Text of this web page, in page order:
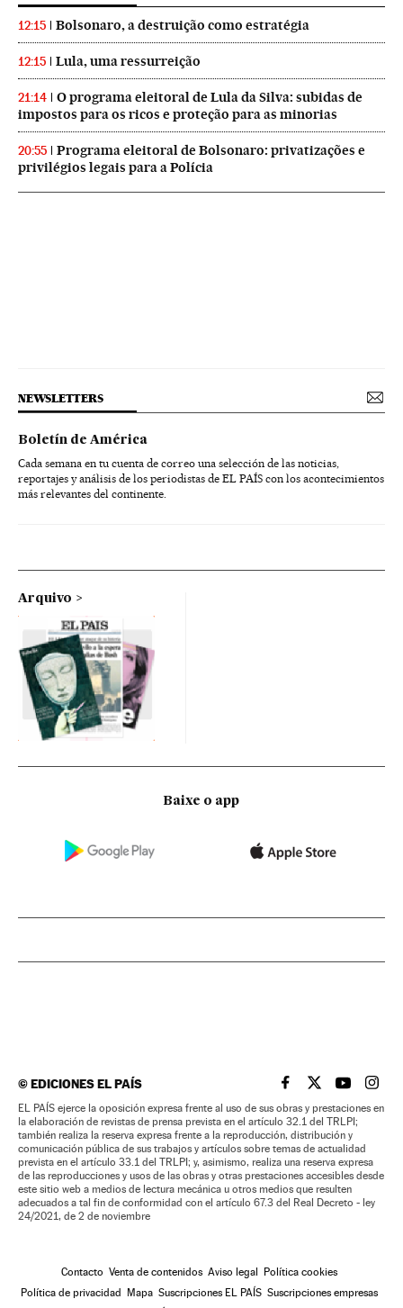
12:15 Bolsonaro, a destruição como estratégia
12:15 Lula, uma ressurreição
21:14
O programa eleitoral de Lula da Silva: subidas de
impostos para os ricos e proteção para as minorias
20:55
Programa eleitoral de Bolsonaro: privatizações e
privilégios legais para a Polícia
NEWSLETTERS
Boletín de América
Cada semana en tu cuenta de correo una selección de las noticias,
reportajes y análisis de los periodistas de EL PAÍS con los acontecimientos
más relevantes del continente.
Arquivo
Baixe o app
©EDICIONES EL PAÍS EL PAÍS BRASIL EN
EL PAÍSEL PAÍS
EL
EL PAÍS ejerce la oposición expresa frente al uso de sus obras y prestaciones en
la elaboración de revistas de prensa prevista en el artículo 32.1 del TRLPI;
también realiza la reserva expresa frente a la reproducción, distribución y
comunicación pública de sus trabajos y artículos sobre temas de actualidad
prevista en el artículo 33.1 del TRLPI; y, asimismo, realiza una reserva expresa
de las reproducciones y usos de las obras y otras prestaciones accesibles desde
este sitio web a medios de lectura mecánica u otros medios que resulten
adecuados a tal fin de conformidad con el artículo 67.3 del Real Decreto - ley
24/2021, de 2 de noviembre
Contacto Venta de contenidos Aviso legal Política cookies
Política de privacidad Mapa Suscripciones EL PAÍS Suscripciones empresas